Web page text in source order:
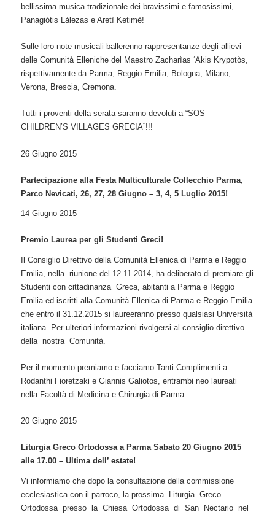
bellissima musica tradizionale dei bravissimi e famosissimi,
Panagiòtis Làlezas e Aretì Ketimè!
Sulle loro note musicali ballerenno rappresentanze degli allievi
delle Comunità Elleniche del Maestro Zacharìas ‘Akis Krypotòs,
rispettivamente da Parma, Reggio Emilia, Bologna, Milano,
Verona, Brescia, Cremona.
Tutti i proventi della serata saranno devoluti a “SOS
CHILDREN’S VILLAGES GRECIA”!!!
26 Giugno 2015
Partecipazione alla Festa Multiculturale Collecchio Parma,
Parco Nevicati, 26, 27, 28 Giugno – 3, 4, 5 Luglio 2015!
14 Giugno 2015
Premio Laurea per gli Studenti Greci!
Il Consiglio Direttivo della Comunità Ellenica di Parma e Reggio
Emilia, nella riunione del 12.11.2014, ha deliberato di premiare gli
Studenti con cittadinanza Greca, abitanti a Parma e Reggio
Emilia ed iscritti alla Comunità Ellenica di Parma e Reggio Emilia
che entro il 31.12.2015 si laureeranno presso qualsiasi Università
italiana. Per ulteriori informazioni rivolgersi al consiglio direttivo
della nostra Comunità.
Per il momento premiamo e facciamo Tanti Complimenti a
Rodanthi Fioretzaki e Giannis Galiotos, entrambi neo laureati
nella Facoltà di Medicina e Chirurgia di Parma.
20 Giugno 2015
Liturgia Greco Ortodossa a Parma Sabato 20 Giugno 2015
alle 17.00 – Ultima dell’ estate!
Vi informiamo che dopo la consultazione della commissione
ecclesiastica con il parroco, la prossima Liturgia Greco
Ortodossa presso la Chiesa Ortodossa di San Nectario nel